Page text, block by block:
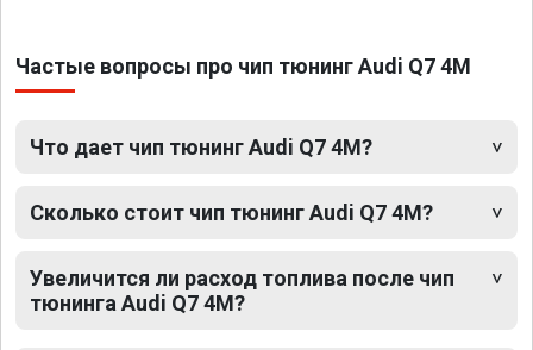
Частые вопросы про чип тюнинг Audi Q7 4M
Что дает чип тюнинг Audi Q7 4M?
Сколько стоит чип тюнинг Audi Q7 4M?
Увеличится ли расход топлива после чип
тюнинга Audi Q7 4M?